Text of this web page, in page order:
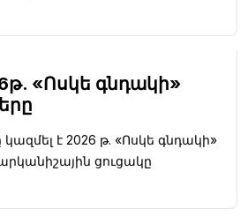
«Ոսկե գնդակի»
կազմել է 2026 թ. «Ոսկե գնդակի»
ցուցակը